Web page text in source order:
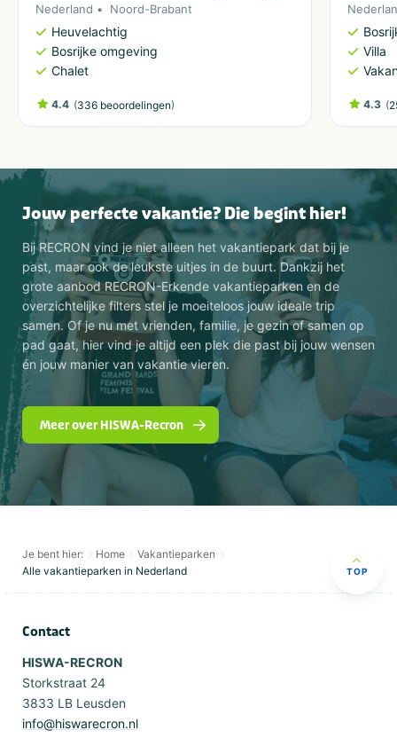
Nederland Noord-Brabant
Heuvelachtig
Bosrijke omgeving
Chalet
4.4 (336 beoordelingen)
Villa
4.3 (
Jouw perfecte vakantie? Die begint hier!
Bij RECRON vind je niet alleen het vakantiepark dat bij je
past, maar ook de leukste uitjes in de buurt. Dankzij het
grote aanbod RECRON-Erkende vakantieparken en de
overzichtelijke filters stel je moeiteloos jouw ideale trip
samen. Of je nu met vrienden, familie, je gezin of samen op
pad gaat, hier vind je altijd een plek die past bij jouw wensen
én jouw manier van vakantie vieren.
Meer over HISWA-Recron
Je bent hier: Home
Vakantieparken
Alle vakantieparken in Nederland
TOP
Contact
HISWA-RECRON
Storkstraat 24
3833 LB Leusden
info@hiswarecron.nl